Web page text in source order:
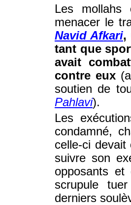
Les mollahs
menacer le
Navid Afkari,
tant que
avait
contre eux
soutien de
Pahlavi).
Les
condamné,
celle-ci devait
suivre son
opposants et
scrupule
derniers